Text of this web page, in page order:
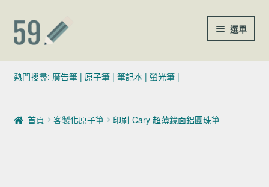
跳至導覽列
跳至主要內容 選單
(02)7729-4140
聯絡我們
熱門搜尋: 廣告筆| 原子筆| 筆記本| 螢光筆|
首頁 客製化原子筆 印刷 Cary 超薄鏡面鋁圓珠筆